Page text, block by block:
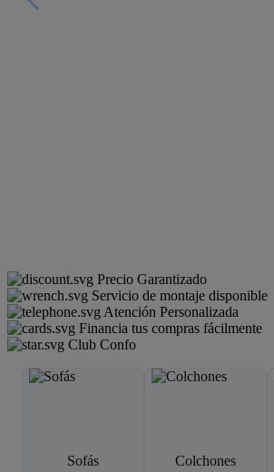
Precio Garantizado
Servicio de montaje disponible
Atención Personalizada
Financia tus compras fácilmente
Club Confo
Sofás Colchones